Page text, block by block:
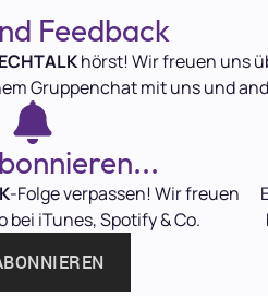
Feedback
hörst! Wir freuen uns
Gruppenchat mit uns und
-Folge verpassen! Wir freuen
bei iTunes, Spotify & Co.